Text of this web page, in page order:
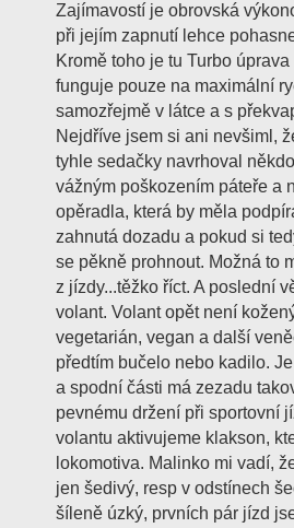
Zajímavostí je obrovská
při jejím zapnutí lehce
Kromě toho je tu Turbo
funguje pouze na maximální
samozřejmě v látce a s
Nejdříve jsem si ani nevšiml,
tyhle sedačky navrhoval
vážným poškozením páteře a
opěradla, která by měla
zahnutá dozadu a pokud si
se pěkně prohnout. Možná to
z jízdy...těžko říct. A poslední
volant. Volant opět není
vegetarián, vegan a další
předtím bučelo nebo kadilo.
a spodní části má zezadu
pevnému držení při sportovní
volantu aktivujeme klakson,
lokomotiva. Malinko mi vadí,
jen šedivý, resp v odstínech
šíleně úzký, prvních pár jízd